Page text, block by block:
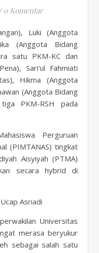
0 Komentar
(Anggota Bidang
satu PKM-KC dan
Sari’ul Fahmiati
Hikma (Anggota
(Anggota Bidang
PKM-RSH pada
Perguruan
(PIMTANAS) tingkat
Aisyiyah (PTMA)
secara hybrid di
Asriadi
Universitas
merasa beryukur
sebagai salah satu